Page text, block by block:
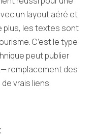
un layout aéré et
plus, les textes sont
C’est le type
peut publier
remplacement des
vrais liens